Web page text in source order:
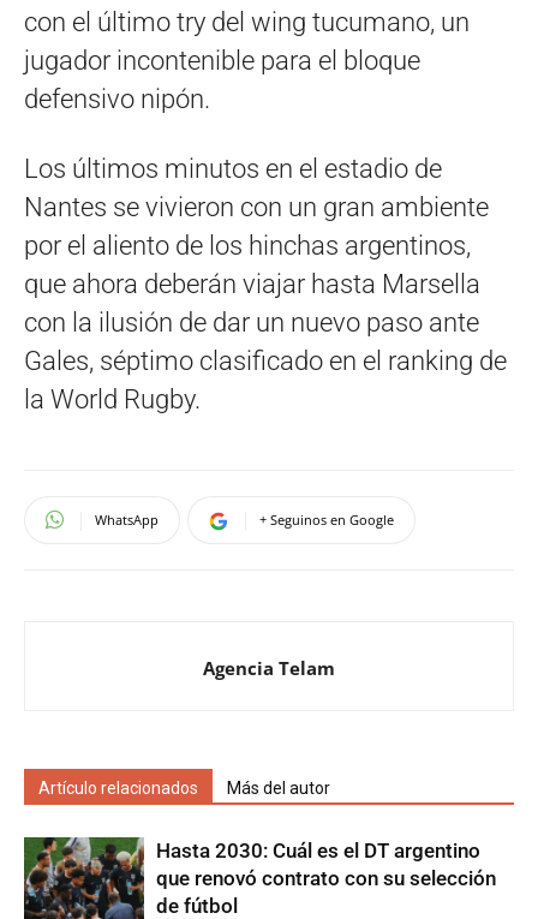
con el último try del wing tucumano, un
jugador incontenible para el bloque
defensivo nipón.
Los últimos minutos en el estadio de
Nantes se vivieron con un gran ambiente
por el aliento de los hinchas argentinos,
que ahora deberán viajar hasta Marsella
con la ilusión de dar un nuevo paso ante
Gales, séptimo clasificado en el ranking de
la World Rugby.
WhatsApp + Seguinos en Google
Agencia Telam
Artículo relacionados Más del autor
Hasta 2030: Cuál es el DT argentino
que renovó contrato con su selección
de fútbol